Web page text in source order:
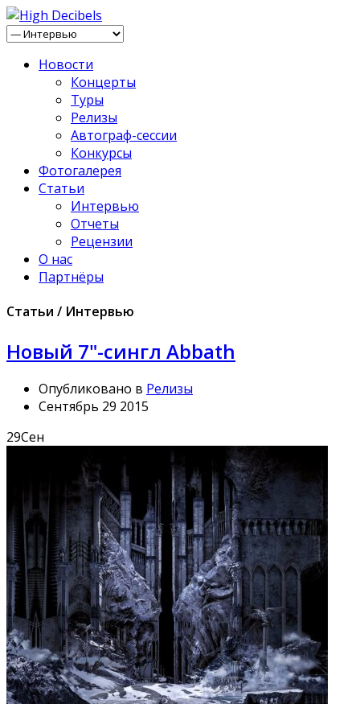
Новости
Концерты
Туры
Релизы
Автограф-сессии
Конкурсы
Фотогалерея
Статьи
Интервью
Отчеты
Рецензии
О нас
Партнёры
Статьи / Интервью
Новый 7"-сингл Abbath
Опубликовано в Релизы
Сентябрь 29 2015
29Сен